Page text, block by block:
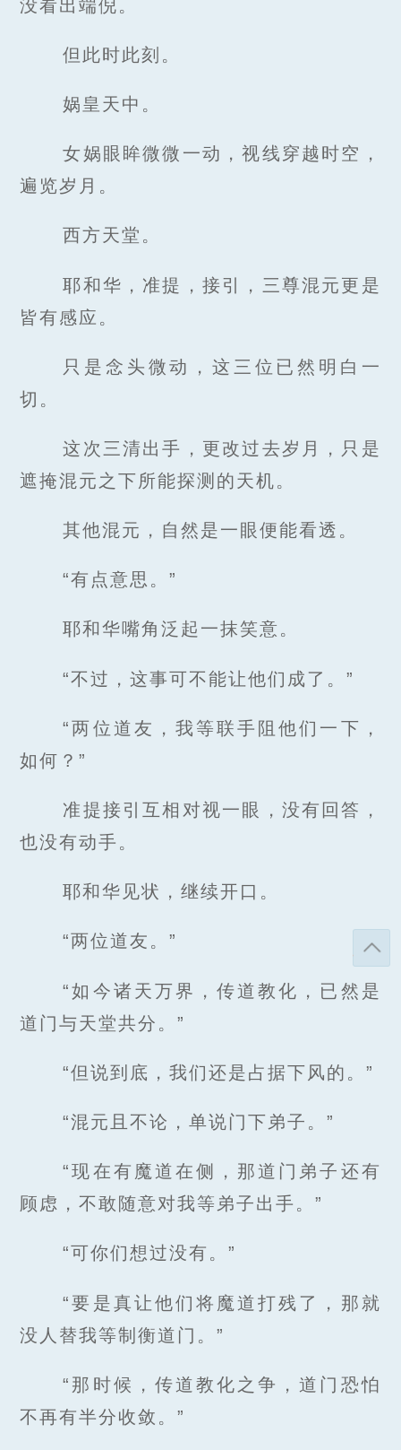
没看出端倪。
但此时此刻。
娲皇天中。
女娲眼眸微微一动，视线穿越时空，
遍览岁月。
西方天堂。
耶和华，准提，接引，三尊混元更是
皆有感应。
只是念头微动，这三位已然明白一
切。
这次三清出手，更改过去岁月，只是
遮掩混元之下所能探测的天机。
其他混元，自然是一眼便能看透。
“有点意思。”
耶和华嘴角泛起一抹笑意。
“不过，这事可不能让他们成了。”
“两位道友，我等联手阻他们一下，
如何？”
准提接引互相对视一眼，没有回答，
也没有动手。
耶和华见状，继续开口。
“两位道友。”
“如今诸天万界，传道教化，已然是
道门与天堂共分。”
“但说到底，我们还是占据下风的。”
“混元且不论，单说门下弟子。”
“现在有魔道在侧，那道门弟子还有
顾虑，不敢随意对我等弟子出手。”
“可你们想过没有。”
“要是真让他们将魔道打残了，那就
没人替我等制衡道门。”
“那时候，传道教化之争，道门恐怕
不再有半分收敛。”